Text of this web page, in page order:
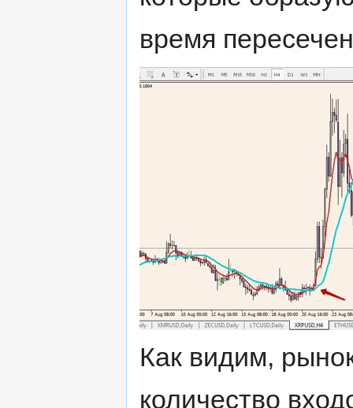
время
Как видим,
количество